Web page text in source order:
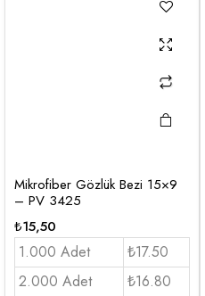
Mikrofiber Gözlük Bezi 15×9
– PV 3425
₺15,50
1.000 Adet
₺17.50
2.000 Adet
₺16.80